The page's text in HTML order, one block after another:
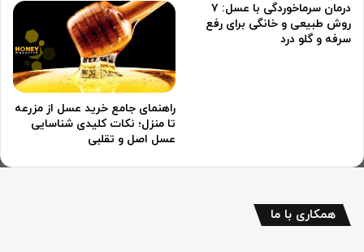
درمان سرماخوردگی با عسل: ۷
روش طبیعی و خانگی برای رفع
سرفه و گلو درد
راهنمای جامع خرید عسل از مزرعه
تا منزل؛ نکات کلیدی شناسایی
عسل اصل و تقلبی
همکاری با ما